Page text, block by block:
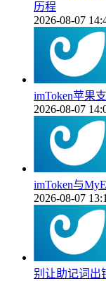
历程
2026-08-07
imToken苹果
2026-08-07
imToken与
2026-08-07
别让助记词出